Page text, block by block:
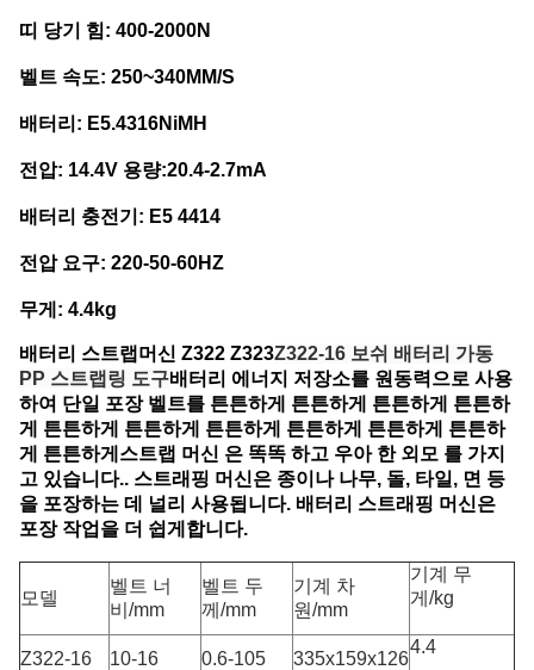
띠 당기 힘: 400-2000N
벨트 속도: 250~340MM/S
배터리: E5.4316NiMH
전압: 14.4V 용량:20.4-2.7mA
배터리 충전기: E5 4414
전압 요구: 220-50-60HZ
무게: 4.4kg
배터리 스트랩머신 Z322 Z323Z322-16 보쉬 배터리 가동
PP 스트랩링 도구배터리 에너지 저장소를 원동력으로 사용
하여 단일 포장 벨트를 튼튼하게 튼튼하게 튼튼하게 튼튼하
게 튼튼하게 튼튼하게 튼튼하게 튼튼하게 튼튼하게 튼튼하
게 튼튼하게스트랩 머신 은 똑똑 하고 우아 한 외모 를 가지
고 있습니다.. 스트래핑 머신은 종이나 나무, 돌, 타일, 면 등
을 포장하는 데 널리 사용됩니다. 배터리 스트래핑 머신은
포장 작업을 더 쉽게합니다.
모델
벨트 너
비/mm
벨트 두
께/mm
기계 차
원/mm
기계 무
게/kg
Z322-16 10-16 0.6-105 335x159x126
4.4